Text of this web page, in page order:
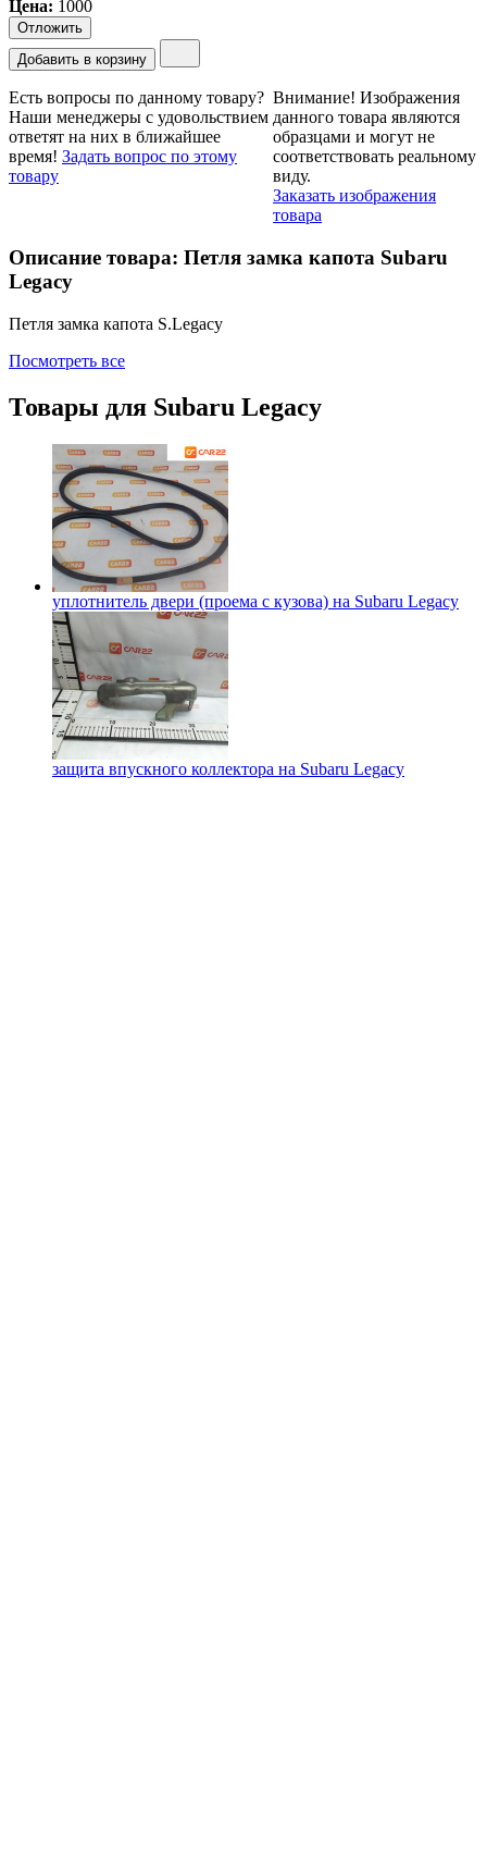
Цена: 1000
Отложить
Добавить в корзину
Есть вопросы по данному товару?
Наши менеджеры с удовольствием
ответят на них в ближайшее
время! Задать вопрос по этому
товару
Внимание! Изображения
данного товара являются
образцами и могут не
соответствовать реальному
виду.
Заказать изображения
товара
Описание товара: Петля замка капота Subaru
Legacy
Петля замка капота S.Legacy
Посмотреть все
Товары для Subaru Legacy
уплотнитель двери (проема с кузова) на Subaru Legacy
защита впускного коллектора на Subaru Legacy